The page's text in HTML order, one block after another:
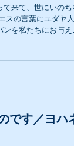
来て、世にいのち
スの言葉にユダヤ人
を私たちにお与え
あるあなたはいつ、
...
です／ヨハネ